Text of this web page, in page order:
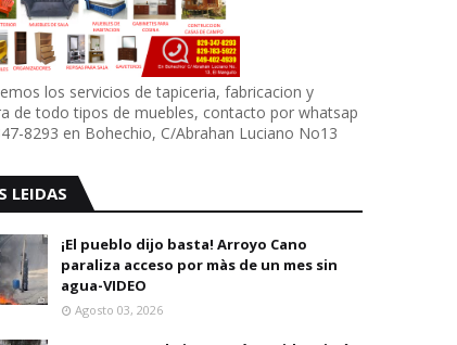
los servicios de tapiceria, fabricacion y
de todo tipos de muebles, contacto por whatsap
8293 en Bohechio, C/Abrahan Luciano No13
LEIDAS
¡El pueblo dijo basta! Arroyo Cano
paraliza acceso por màs de un mes sin
agua-VIDEO
Agosto 03, 2026